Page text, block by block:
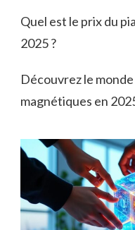
Quel est le prix du
2025 ?
Découvrez le
magnétiques en